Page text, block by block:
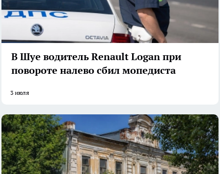
В Шуе водитель Renault Logan при
повороте налево сбил мопедиста
3 июля